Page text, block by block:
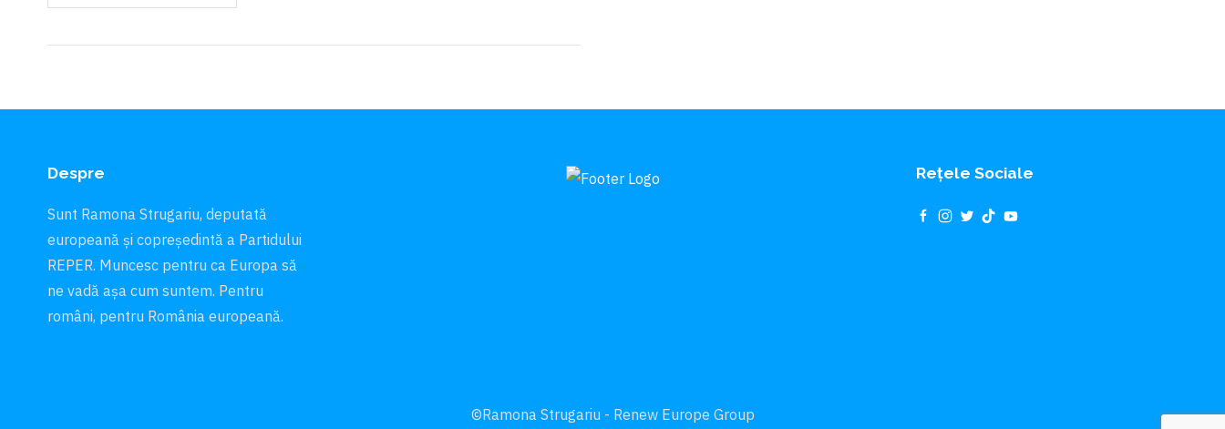
Despre
Sunt Ramona Strugariu, deputată
europeană și copreședintă a Partidului
REPER. Muncesc pentru ca Europa să
ne vadă aşa cum suntem. Pentru
români, pentru România europeană.
Rețele Sociale
©Ramona Strugariu - Renew Europe Group